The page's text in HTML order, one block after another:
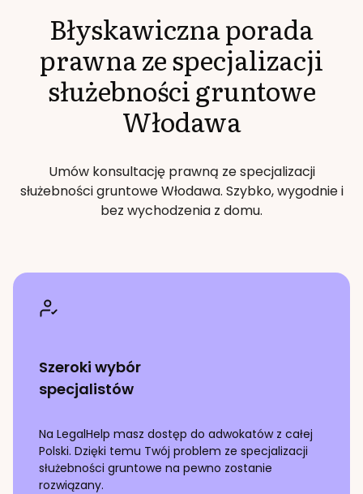
Błyskawiczna porada
prawna ze specjalizacji
służebności gruntowe
Włodawa
Umów konsultację prawną ze specjalizacji
służebności gruntoweWłodawa. Szybko, wygodnie i
bez wychodzenia z domu.
Szeroki wybór
specjalistów
Na LegalHelp masz dostęp do adwokatów z całej
Polski. Dzięki temu Twój problem ze specjalizacji
służebności gruntowe na pewno zostanie
rozwiązany.